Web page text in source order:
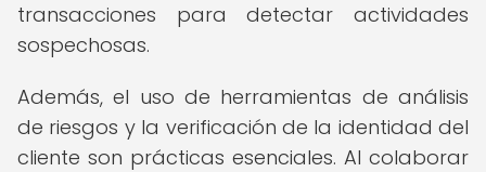
transacciones para detectar actividades
sospechosas.
Además, el uso de herramientas de análisis
de riesgos y la verificación de la identidad del
cliente son prácticas esenciales. Al colaborar